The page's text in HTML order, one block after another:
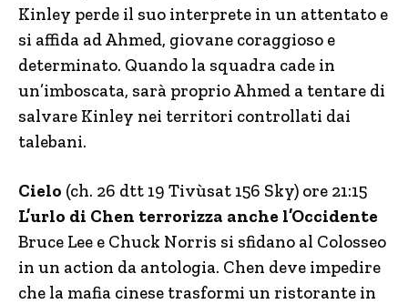
Kinley perde il suo interprete in un attentato e
si affida ad Ahmed, giovane coraggioso e
determinato. Quando la squadra cade in
un’imboscata, sarà proprio Ahmed a tentare di
salvare Kinley nei territori controllati dai
talebani.
Cielo (ch. 26 dtt 19 Tivùsat 156 Sky) ore 21:15
L’urlo di Chen terrorizza anche l’Occidente
Bruce Lee e Chuck Norris si sfidano al Colosseo
in un action da antologia. Chen deve impedire
che la mafia cinese trasformi un ristorante in